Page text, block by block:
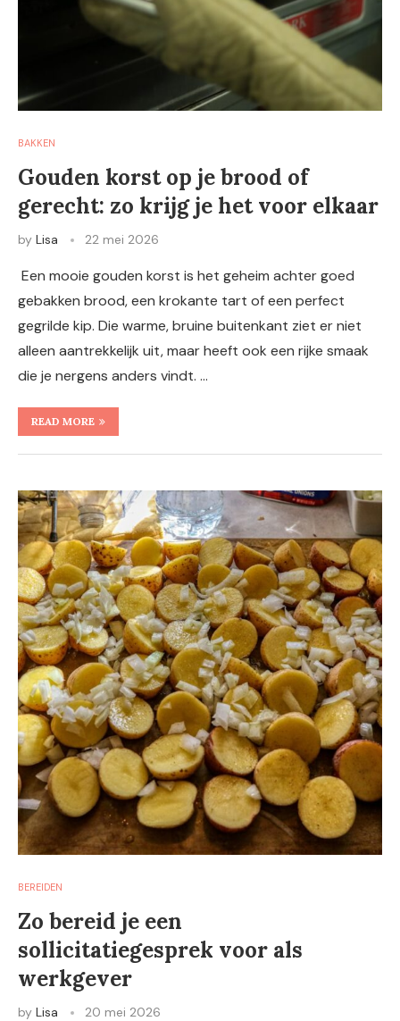
BAKKEN
Gouden korst op je brood of
gerecht: zo krijg je het voor elkaar
by Lisa 22 mei 2026
Een mooie gouden korst is het geheim achter goed
gebakken brood, een krokante tart of een perfect
gegrilde kip. Die warme, bruine buitenkant ziet er niet
alleen aantrekkelijk uit, maar heeft ook een rijke smaak
die je nergens anders vindt. …
READ MORE
BEREIDEN
Zo bereid je een
sollicitatiegesprek voor als
werkgever
by Lisa 20 mei 2026